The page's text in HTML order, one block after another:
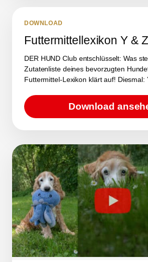
DOWNLOAD
Futtermittellexikon Y & Z
DER HUND Club entschlüsselt: Was
Zutatenliste deines bevorzugten
Futtermittel-Lexikon klärt auf! Diesmal:
Download